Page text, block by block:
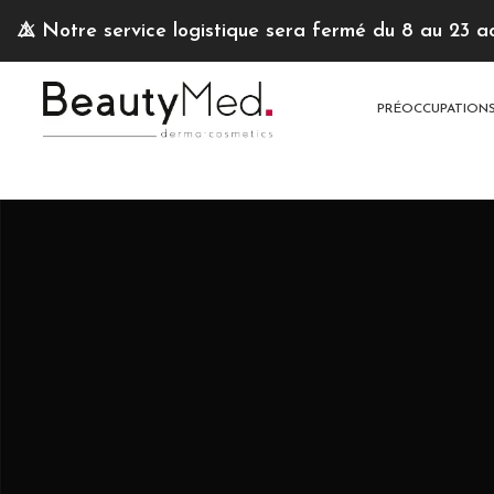
PRÉOCCUPATIONS
⚠️ Notre service logistique sera fermé du 8 au 23